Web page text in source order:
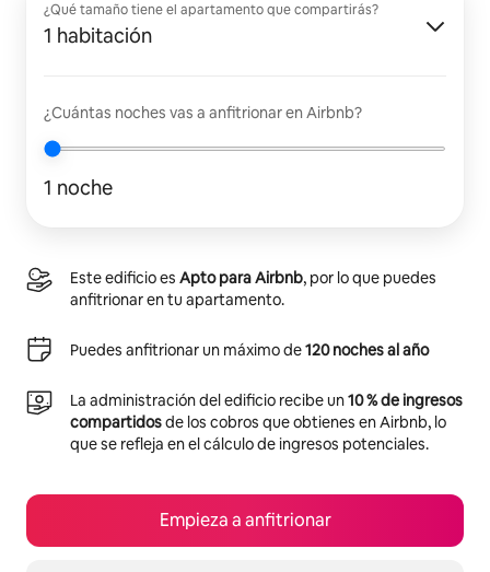
¿Qué tamaño tiene el apartamento que compartirás?
1 habitación
¿Cuántas noches vas a anfitrionar en Airbnb?
1 noche
Este edificio es Apto para Airbnb, por lo que puedes
anfitrionar en tu apartamento.
Puedes anfitrionar un máximo de120 noches al año
La administración del edificio recibe un10 % de ingresos
compartidosde los cobros que obtienes en Airbnb, lo
que se refleja en el cálculo de ingresos potenciales.
Empieza a anfitrionar